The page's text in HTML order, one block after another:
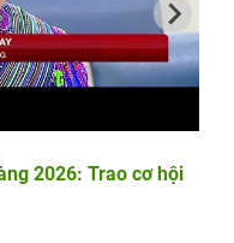
2026: Trao cơ hội